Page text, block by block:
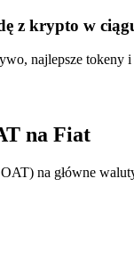
z krypto w
najlepsze tokeny
na Fiat
na główne